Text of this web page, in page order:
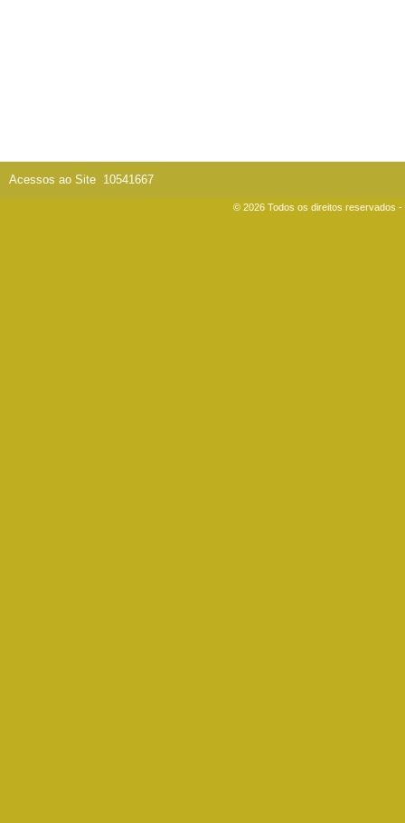
Acessos ao Site 10541667
© 2026 Todos os direitos reservados -